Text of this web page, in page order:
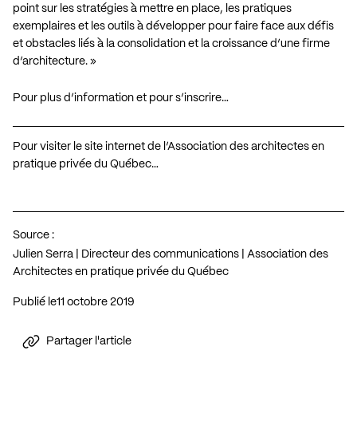
point sur les stratégies à mettre en place, les pratiques
exemplaires et les outils à développer pour faire face aux défis
et obstacles liés à la consolidation et la croissance d’une firme
d’architecture. »
Pour plus d’information et pour s’inscrire…
Pour visiter le site internet de l’Association des architectes en
pratique privée du Québec…
Source :
Julien Serra | Directeur des communications | Association des
Architectes en pratique privée du Québec
Publié le 11 octobre 2019
Partager l'article